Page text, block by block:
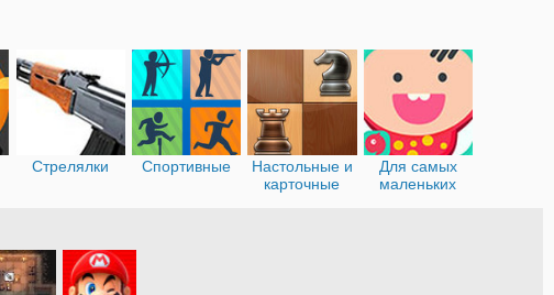
Стрелялки Спортивные
Настольные и
карточные
Для самых
маленьких